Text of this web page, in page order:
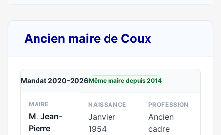
Ancien maire de Coux
Mandat 2020–2026Même maire depuis 2014
MAIRE
M. Jean-
Pierre
NAISSANCE
Janvier
1954
PROFESSION
Ancien
cadre